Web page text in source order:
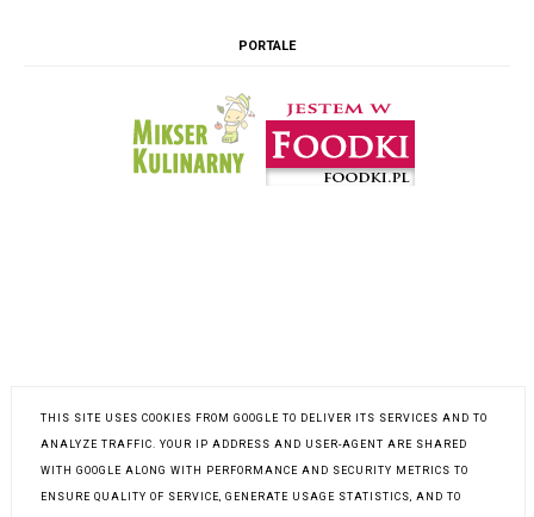
PORTALE
INSTAGRAM @K.POLKOWSKA
THIS SITE USES COOKIES FROM GOOGLE TO DELIVER ITS SERVICES AND TO
ANALYZE TRAFFIC. YOUR IP ADDRESS AND USER-AGENT ARE SHARED
WITH GOOGLE ALONG WITH PERFORMANCE AND SECURITY METRICS TO
ENSURE QUALITY OF SERVICE, GENERATE USAGE STATISTICS, AND TO